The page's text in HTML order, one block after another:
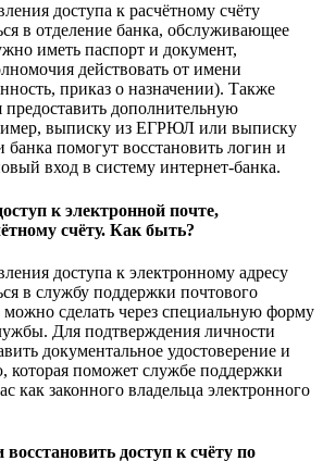
доступа к расчётному счёту
в отделение банка, обслуживающее
иметь паспорт и документ,
действовать от имени
приказ о назначении). Также
предоставить дополнительную
выписку из ЕГРЮЛ или выписку
банка помогут восстановить логин и
вход в систему интернет-банка.
к электронной почте,
счёту. Как быть?
доступа к электронному адресу
в службу поддержки почтового
сделать через специальную форму
Для подтверждения личности
документальное удостоверение и
поможет службе поддержки
как законного владельца электронного
доступ к счёту по